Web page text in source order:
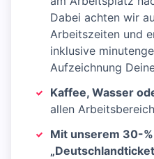
Dabei achten wir
Arbeitszeiten und
inklusive
Aufzeichnung
Kaffee, Wasser
allen
Mit unserem 30-